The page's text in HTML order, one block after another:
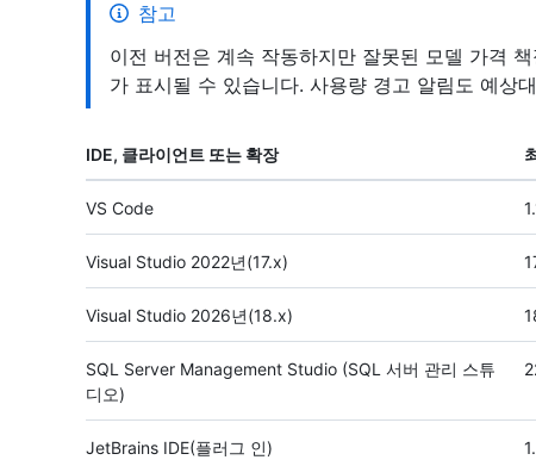
참고
이전 버전은 계속 작동하지만 잘못된 모델 가격
가 표시될 수 있습니다. 사용량 경고 알림도 예상
IDE, 클라이언트 또는 확장
VS Code
Visual Studio 2022년(17.x)
Visual Studio 2026년(18.x)
SQL Server Management Studio (SQL 서버 관리 스튜
디오)
JetBrains IDE(플러그 인)